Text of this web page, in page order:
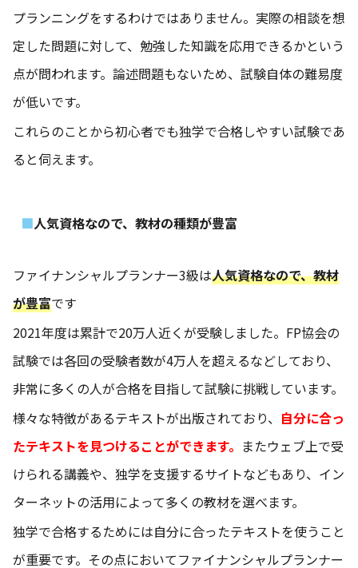
プランニングをするわけではありません。実際の相談を想
定した問題に対して、勉強した知識を応用できるかという
点が問われます。論述問題もないため、試験自体の難易度
が低いです。
これらのことから初心者でも独学で合格しやすい試験であ
ると伺えます。
人気資格なので、教材の種類が豊富
ファイナンシャルプランナー3級は人気資格なので、教材
が豊富です
2021年度は累計で20万人近くが受験しました。FP協会の
試験では各回の受験者数が4万人を超えるなどしており、
非常に多くの人が合格を目指して試験に挑戦しています。
様々な特徴があるテキストが出版されており、 自分に合っ
たテキストを見つけることができます。 またウェブ上で受
けられる講義や、独学を支援するサイトなどもあり、イン
ターネットの活用によって多くの教材を選べます。
独学で合格するためには自分に合ったテキストを使うこと
が重要です。その点においてファイナンシャルプランナー